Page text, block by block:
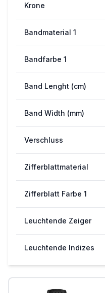
Krone
Bandmaterial 1
Bandfarbe 1
Band Lenght (cm)
Band Width (mm)
Verschluss
Zifferblattmaterial
Zifferblatt Farbe 1
Leuchtende Zeiger
Leuchtende Indizes